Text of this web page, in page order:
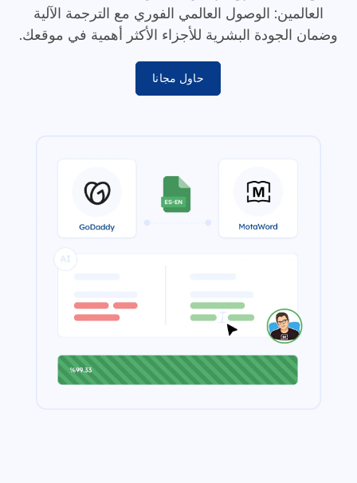
العالمين: الوصول العالمي الفوري مع الترجمة الآلية
وضمان الجودة البشرية للأجزاء الأكثر أهمية في موقعك.
حاول مجانا